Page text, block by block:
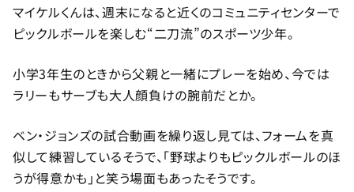
マイケルくんは、週末になると近くのコミュニティセンターで
ピックルボールを楽しむ“二刀流”のスポーツ少年。
小学3年生のときから父親と一緒にプレーを始め、今では
ラリーもサーブも大人顔負けの腕前だとか。
ベン・ジョンズの試合動画を繰り返し見ては、フォームを真
似して練習しているそうで、「野球よりもピックルボールのほ
うが得意かも」と笑う場面もあったそうです。